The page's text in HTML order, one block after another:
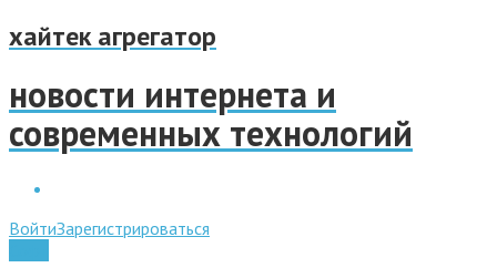
хайтек агрегатор
новости интернета и
современных технологий
ВойтиЗарегистрироваться